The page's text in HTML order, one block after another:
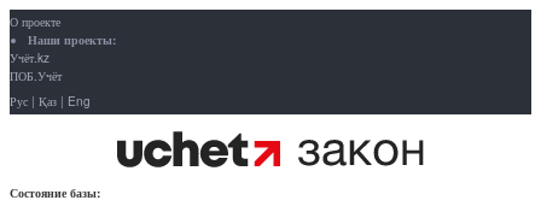
О проекте
Наши проекты:
Учёт.kz
ПОБ.Учёт
Рус | Қаз | Eng
Состояние базы: